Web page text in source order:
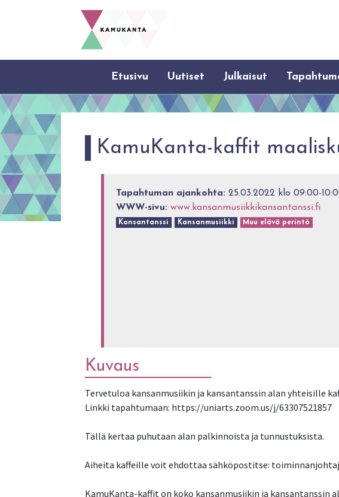
Etusivu Uutiset Julkaisut
KamuKanta-kaffit
Tapahtuman ajankohta: 25.03.2022 klo 09:00-
WWW-sivu: www.kansanmusiikkikansantanssi.fi
Kansantanssi Kansanmusiikki Muu elävä perintö
Kuvaus
Tervetuloa kansanmusiikin ja kansantanssin alan yhteisille
Linkki tapahtumaan: https://uniarts.zoom.us/j/63307521857
Tällä kertaa puhutaan alan palkinnoista ja tunnustuksista.
Aiheita kaffeille voit ehdottaa sähköpostitse:
KamuKanta-kaffit on koko kansanmusiikin ja kansantanssin